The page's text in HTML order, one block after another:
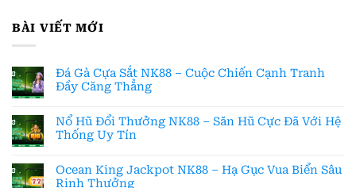
BÀI VIẾT MỚI
Đá Gà Cựa Sắt NK88 – Cuộc Chiến Cạnh Tranh
Đầy Căng Thẳng
Nổ Hũ Đổi Thưởng NK88 – Săn Hũ Cực Đã Với Hệ
Thống Uy Tín
Ocean King Jackpot NK88 – Hạ Gục Vua Biển Sâu
Rinh Thưởng